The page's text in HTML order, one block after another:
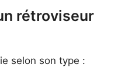
rétroviseur
selon son type :